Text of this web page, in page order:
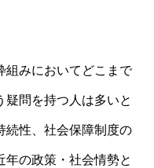
組みにおいてどこまで
問を持つ人は多いと
続性、社会保障制度の
の政策・社会情勢と